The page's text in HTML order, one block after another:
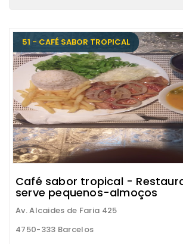
51 - CAFÉ SABOR TROPICAL
Café sabor tropical -
serve pequenos-almoços
Av. Alcaides de Faria 425
4750-333 Barcelos